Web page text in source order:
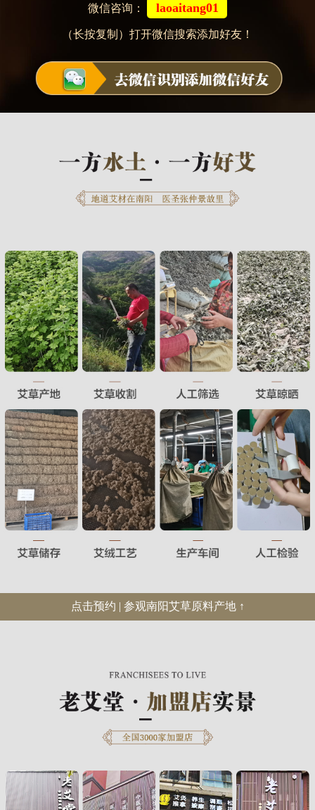
微信咨询： laoaitang01
（长按复制）打开微信搜索添加好友！
点击预约 | 参观南阳艾草原料产地 ↑